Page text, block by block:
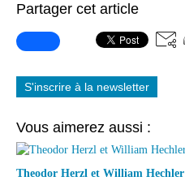
Partager cet article
S'inscrire à la newsletter
Vous aimerez aussi :
Theodor Herzl et William Hechler